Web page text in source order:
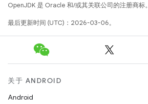
OpenJDK 是 Oracle 和/或其关联公司的注册商标。
最后更新时间 (UTC)：2026-03-06。
关于 ANDROID
Android